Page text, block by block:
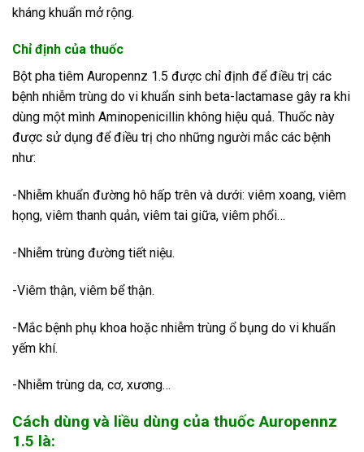
kháng khuẩn mở rộng.
Chỉ định của thuốc
Bột pha tiêm Auropennz 1.5 được chỉ định để điều trị các
bệnh nhiễm trùng do vi khuẩn sinh beta-lactamase gây ra khi
dùng một mình Aminopenicillin không hiệu quả. Thuốc này
được sử dụng để điều trị cho những người mắc các bệnh
như:
-Nhiễm khuẩn đường hô hấp trên và dưới: viêm xoang, viêm
họng, viêm thanh quản, viêm tai giữa, viêm phổi…
-Nhiễm trùng đường tiết niệu.
-Viêm thận, viêm bể thận.
-Mắc bệnh phụ khoa hoặc nhiễm trùng ổ bụng do vi khuẩn
yếm khí.
-Nhiễm trùng da, cơ, xương…
Cách dùng và liều dùng của thuốc Auropennz
1.5 là: